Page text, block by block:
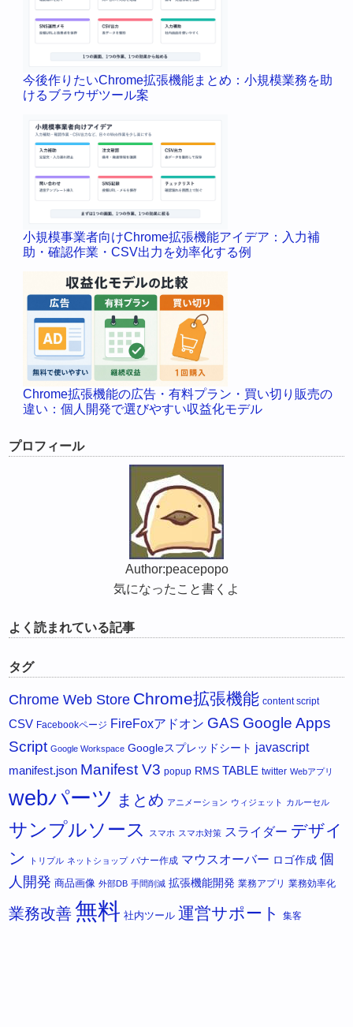
今後作りたいChrome拡張機能まとめ：小規模業務を助
けるブラウザツール案
小規模事業者向けChrome拡張機能アイデア：入力補
助・確認作業・CSV出力を効率化する例
Chrome拡張機能の広告・有料プラン・買い切り販売の
違い：個人開発で選びやすい収益化モデル
プロフィール
Author:peacepopo
気になったこと書くよ
よく読まれている記事
タグ
Chrome Web Store Chrome拡張機能 content script
CSV Facebookページ FireFoxアドオン GAS Google Apps
Script Google Workspace Googleスプレッドシート javascript
manifest.json Manifest V3 popup RMS TABLE twitter Webアプリ
webパーツ まとめ アニメーション ウィジェット カルーセル
サンプルソース スマホ スマホ対策 スライダー デザイ
ン
トリプル ネットショップ バナー作成 マウスオーバー ロゴ作成 個
人開発 商品画像 外部DB 手間削減 拡張機能開発 業務アプリ 業務効率化
業務改善無料 社内ツール 運営サポート 集客